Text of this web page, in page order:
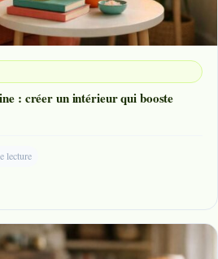
: créer un intérieur qui booste
lecture